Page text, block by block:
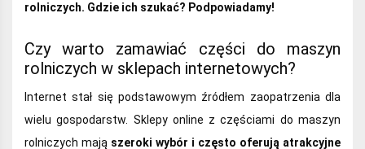
rolniczych. Gdzie ich szukać? Podpowiadamy!
Czy warto zamawiać części do maszyn
rolniczych w sklepach internetowych?
Internet stał się podstawowym źródłem zaopatrzenia dla
wielu gospodarstw. Sklepy online z częściami do maszyn
rolniczych mają szeroki wybór i często oferują atrakcyjne